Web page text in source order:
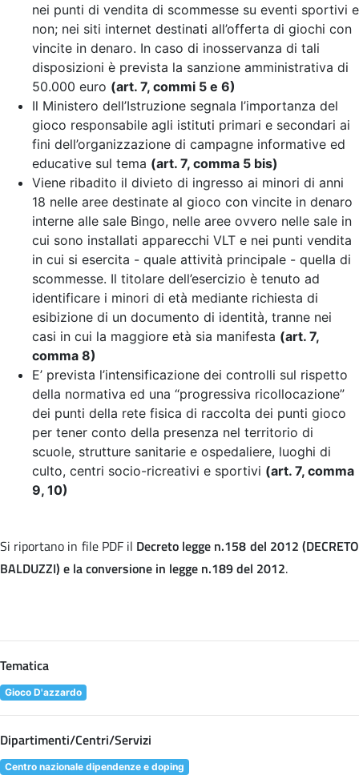
nei punti di vendita di scommesse su eventi sportivi e
non; nei siti internet destinati all’offerta di giochi con
vincite in denaro. In caso di inosservanza di tali
disposizioni è prevista la sanzione amministrativa di
50.000 euro (art. 7, commi 5 e 6)
Il Ministero dell’Istruzione segnala l’importanza del
gioco responsabile agli istituti primari e secondari ai
fini dell’organizzazione di campagne informative ed
educative sul tema (art. 7, comma 5 bis)
Viene ribadito il divieto di ingresso ai minori di anni
18 nelle aree destinate al gioco con vincite in denaro
interne alle sale Bingo, nelle aree ovvero nelle sale in
cui sono installati apparecchi VLT e nei punti vendita
in cui si esercita - quale attività principale - quella di
scommesse. Il titolare dell’esercizio è tenuto ad
identificare i minori di età mediante richiesta di
esibizione di un documento di identità, tranne nei
casi in cui la maggiore età sia manifesta (art. 7,
comma 8)
E’ prevista l’intensificazione dei controlli sul rispetto
della normativa ed una “progressiva ricollocazione”
dei punti della rete fisica di raccolta dei punti gioco
per tener conto della presenza nel territorio di
scuole, strutture sanitarie e ospedaliere, luoghi di
culto, centri socio-ricreativi e sportivi (art. 7, comma
9, 10)
Si riportano in file PDF il Decreto legge n.158 del 2012 (DECRETO
BALDUZZI) e la conversione in legge n.189 del 2012.
Tematica
Gioco D'azzardo
Dipartimenti/Centri/Servizi
Centro nazionale dipendenze e doping